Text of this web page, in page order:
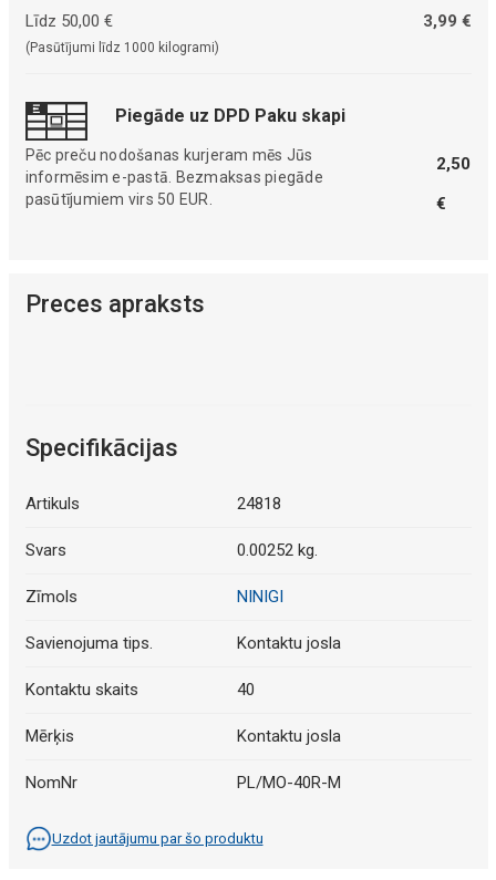
Līdz 50,00 €
(Pasūtījumi līdz 1000 kilogrami)
3,99 €
Piegāde uz DPD Paku skapi
Pēc preču nodošanas kurjeram mēs Jūs
informēsim e-pastā. Bezmaksas piegāde
pasūtījumiem virs 50 EUR.
2,50
€
Preces apraksts
Specifikācijas
Artikuls 24818
Svars 0.00252 kg.
Zīmols NINIGI
Savienojuma tips. Kontaktu josla
Kontaktu skaits 40
Mērķis Kontaktu josla
NomNr PL/MO-40R-M
Uzdot jautājumu par šo produktu